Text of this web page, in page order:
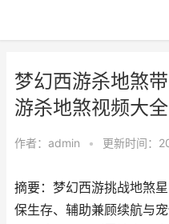
梦幻西游杀地煞
游杀地煞视频大全
作者： admin • 更新时间：
摘要：梦幻西游挑战地煞
保生存、辅助兼顾续航与